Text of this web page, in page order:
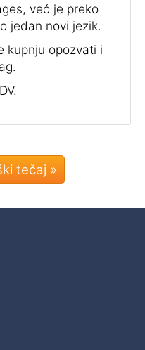
već je preko
jedan novi jezik.
kupnju opozvati i
tečaj »